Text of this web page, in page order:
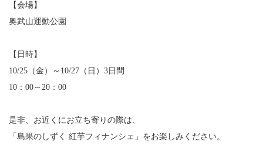
【会場】
奥武山運動公園
【日時】
10/25（金）～10/27（日）3日間
10：00～20：00
是非、お近くにお立ち寄りの際は、
「島果のしずく 紅芋フィナンシェ」をお楽しみください。